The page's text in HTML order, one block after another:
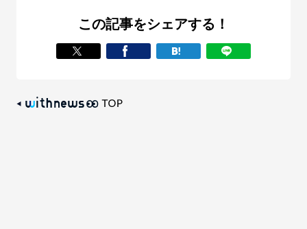
この記事をシェアする！